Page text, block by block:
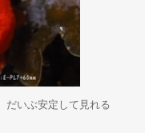
だいぶ安定して見れる